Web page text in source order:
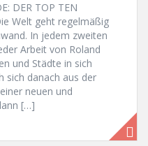
DER TOP TEN
Welt geht regelmäßig
In jedem zweiten
Arbeit von Roland
und Städte in sich
sich danach aus der
neuen und
[…]